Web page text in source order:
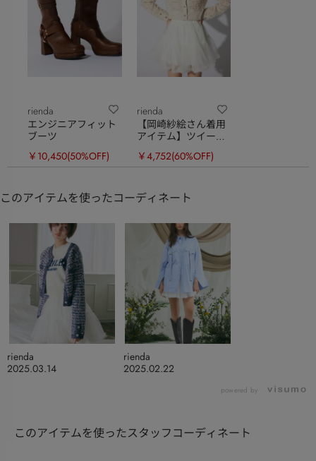
rienda
エンジニアフィット
ブーツ
￥10,450(50%OFF)
rienda
【岡崎紗絵さん着用
アイテム】ツイード
￥4,752(60%OFF)
このアイテムを使ったコーディネート
2025.03.14
rienda
2025.02.22
rienda
powered by
このアイテムを使ったスタッフコーディネート